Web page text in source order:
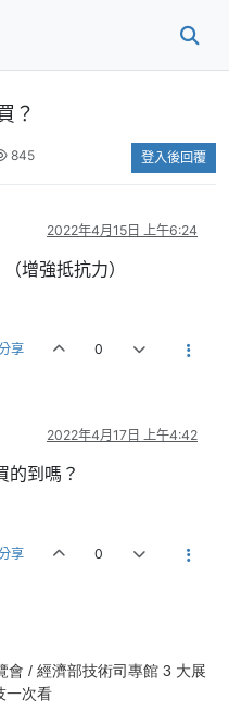
？
845 登入後回覆
2022年4月15日 上午6:24
增強抵抗力）
享 0
2022年4月17日 上午4:42
到嗎？
享 0